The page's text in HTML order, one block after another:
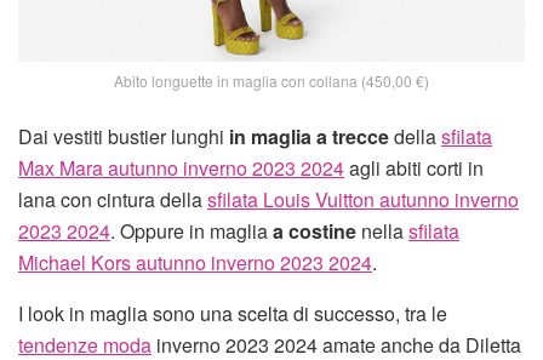
Abito longuette in maglia con collana (450,00 €)
Dai vestiti bustier lunghi in maglia a treccedellasfilata
Max Mara autunno inverno 2023 2024agli abiti corti in
lana con cintura dellasfilata Louis Vuitton autunno inverno
2023 2024. Oppure in magliaa costine nellasfilata
Michael Kors autunno inverno 2023 2024.
I look in maglia sono una scelta di successo, tra le
tendenze moda inverno 2023 2024 amate anche da Diletta